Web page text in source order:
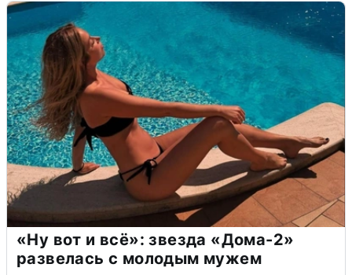
«Ну вот и всё»: звезда «Дома-2»
развелась с молодым мужем